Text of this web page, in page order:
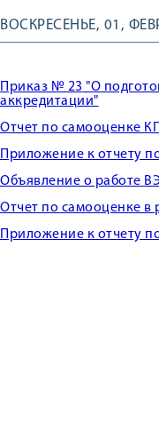
ВОСКРЕСЕНЬЕ, 01,
Приказ № 23 "О
аккредитации"
Отчет по самооценке
Приложение к отчету
Объявление о работе
Отчет по самооценке в
Приложение к отчету